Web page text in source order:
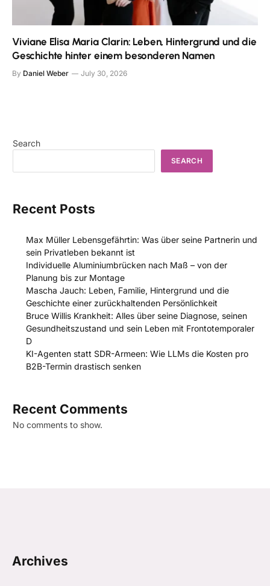
Viviane Elisa Maria Clarin: Leben, Hintergrund und die
Geschichte hinter einem besonderen Namen
By Daniel Weber July 30, 2026
Search
SEARCH
Recent Posts
Max Müller Lebensgefährtin: Was über seine Partnerin und
sein Privatleben bekannt ist
Individuelle Aluminiumbrücken nach Maß – von der
Planung bis zur Montage
Mascha Jauch: Leben, Familie, Hintergrund und die
Geschichte einer zurückhaltenden Persönlichkeit
Bruce Willis Krankheit: Alles über seine Diagnose, seinen
Gesundheitszustand und sein Leben mit Frontotemporaler
D
KI-Agenten statt SDR-Armeen: Wie LLMs die Kosten pro
B2B-Termin drastisch senken
Recent Comments
No comments to show.
Archives